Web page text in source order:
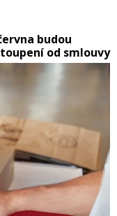
na své limity. Rychlé
nové formy mobility
budoucnost je stále
budou
od smlouvy